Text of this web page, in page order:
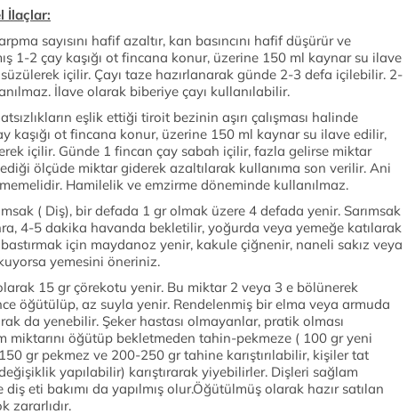
İlaçlar:
sayısını hafif azaltır, kan basıncını hafif düşürür ve
1-2 çay kaşığı ot fincana konur, üzerine 150 ml kaynar su ilave
içilir. Çayı taze hazırlanarak günde 2-3 defa içilebilir. 2-
İlave olarak biberiye çayı kullanılabilir.
eşlik ettiği tiroit bezinin aşırı çalışması halinde
kaşığı ot fincana konur, üzerine 150 ml kaynar su ilave edilir,
içilir. Günde 1 fincan çay sabah içilir, fazla gelirse miktar
ölçüde miktar giderek azaltılarak kullanıma son verilir. Ani
Hamilelik ve emzirme döneminde kullanılmaz.
( Diş), bir defada 1 gr olmak üzere 4 defada yenir. Sarımsak
4-5 dakika havanda bekletilir, yoğurda veya yemeğe katılarak
için maydanoz yenir, kakule çiğnenir, naneli sakız veya
yemesini öneriniz.
15 gr çörekotu yenir. Bu miktar 2 veya 3 e bölünerek
öğütülüp, az suyla yenir. Rendelenmiş bir elma veya armuda
da yenebilir. Şeker hastası olmayanlar, pratik olması
miktarını öğütüp bekletmeden tahin-pekmeze ( 100 gr yeni
gr pekmez ve 200-250 gr tahine karıştırılabilir, kişiler tat
yapılabilir) karıştırarak yiyebilirler. Dişleri sağlam
eti bakımı da yapılmış olur.Öğütülmüş olarak hazır satılan
zararlıdır.